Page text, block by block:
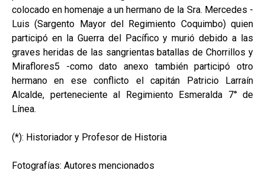
colocado en homenaje a un hermano de la Sra. Mercedes -
Luis (Sargento Mayor del Regimiento Coquimbo) quien
participó en la Guerra del Pacífico y murió debido a las
graves heridas de las sangrientas batallas de Chorrillos y
Miraflores5 -como dato anexo también participó otro
hermano en ese conflicto el capitán Patricio Larraín
Alcalde, perteneciente al Regimiento Esmeralda 7° de
Línea.
(*): Historiador y Profesor de Historia
Fotografías: Autores mencionados